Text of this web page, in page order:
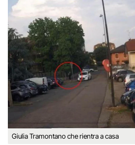
Giulia Tramontano che rientra a casa